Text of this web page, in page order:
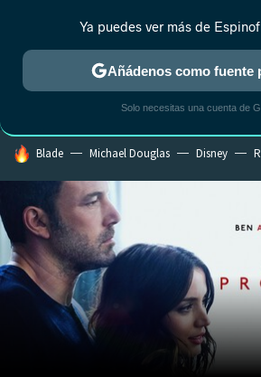
ESTRENOS REALITY ANIME
HOY SE HABLA DE
Blade Michael Douglas Disney
Ya puedes ver más de
Añádenos como fuente
Solo necesitas una cuenta de